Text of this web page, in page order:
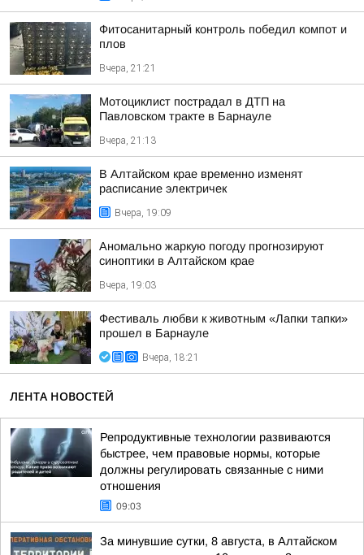
Фитосанитарный контроль победил компот и
плов
Вчера, 21:21
Мотоциклист пострадал в ДТП на
Павловском тракте в Барнауле
Вчера, 21:13
В Алтайском крае временно изменят
расписание электричек
Вчера, 19:09
Аномально жаркую погоду прогнозируют
синоптики в Алтайском крае
Вчера, 19:03
Фестиваль любви к животным «Лапки тапки»
прошел в Барнауле
Вчера, 18:21
ЛЕНТА НОВОСТЕЙ
Репродуктивные технологии развиваются
быстрее, чем правовые нормы, которые
должны регулировать связанные с ними
отношения
09:03
За минувшие сутки, 8 августа, в Алтайском